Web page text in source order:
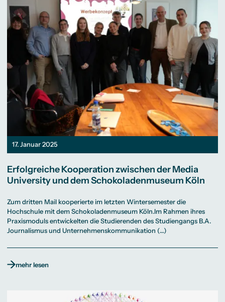
17. Januar 2025
Erfolgreiche Kooperation zwischen der Media
University und dem Schokoladenmuseum Köln
Zum dritten Mail kooperierte im letzten Wintersemester die
Hochschule mit dem Schokoladenmuseum Köln.Im Rahmen ihres
Praxismoduls entwickelten die Studierenden des Studiengangs B.A.
Journalismus und Unternehmenskommunikation (…)
mehr lesen